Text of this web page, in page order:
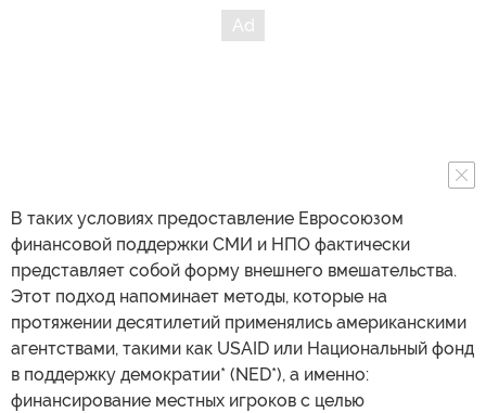
В таких условиях предоставление Евросоюзом
финансовой поддержки СМИ и НПО фактически
представляет собой форму внешнего вмешательства.
Этот подход напоминает методы, которые на
протяжении десятилетий применялись американскими
агентствами, такими как USAID или Национальный фонд
в поддержку демократии* (NED*), а именно:
финансирование местных игроков с целью